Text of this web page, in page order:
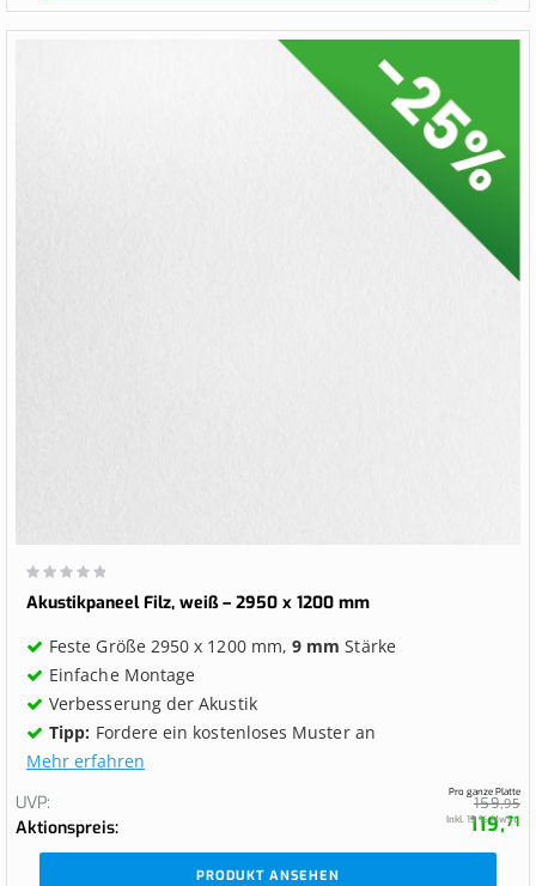
Wertung:
0%
Akustikpaneel Filz, weiß – 2950 x 1200 mm
Feste Größe 2950 x 1200 mm,9 mm Stärke
Einfache Montage
Verbesserung der Akustik
Tipp: Fordere ein kostenloses Muster an
Mehr erfahren
UVP
159,95
Aktionspreis
Pro ganze Platte
119,71
Inkl. 19 % MwSt.
PRODUKT ANSEHEN